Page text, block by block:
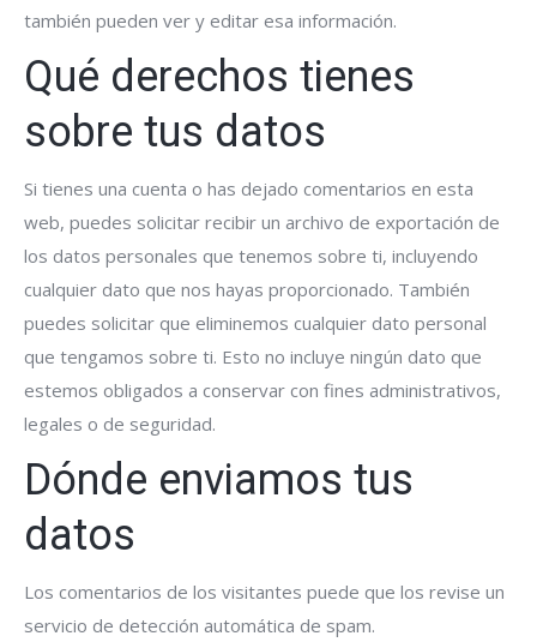
también pueden ver y editar esa información.
Qué derechos tienes
sobre tus datos
Si tienes una cuenta o has dejado comentarios en esta
web, puedes solicitar recibir un archivo de exportación de
los datos personales que tenemos sobre ti, incluyendo
cualquier dato que nos hayas proporcionado. También
puedes solicitar que eliminemos cualquier dato personal
que tengamos sobre ti. Esto no incluye ningún dato que
estemos obligados a conservar con fines administrativos,
legales o de seguridad.
Dónde enviamos tus
datos
Los comentarios de los visitantes puede que los revise un
servicio de detección automática de spam.